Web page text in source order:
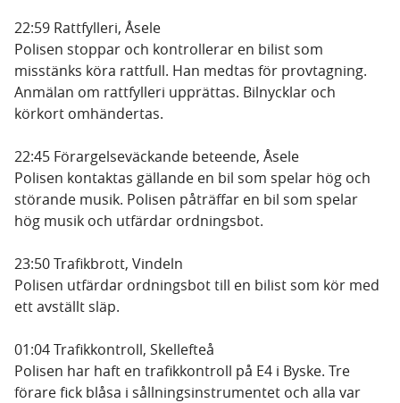
22:59 Rattfylleri, Åsele
Polisen stoppar och kontrollerar en bilist som
misstänks köra rattfull. Han medtas för provtagning.
Anmälan om rattfylleri upprättas. Bilnycklar och
körkort omhändertas.
22:45 Förargelseväckande beteende, Åsele
Polisen kontaktas gällande en bil som spelar hög och
störande musik. Polisen påträffar en bil som spelar
hög musik och utfärdar ordningsbot.
23:50 Trafikbrott, Vindeln
Polisen utfärdar ordningsbot till en bilist som kör med
ett avställt släp.
01:04 Trafikkontroll, Skellefteå
Polisen har haft en trafikkontroll på E4 i Byske. Tre
förare fick blåsa i sållningsinstrumentet och alla var